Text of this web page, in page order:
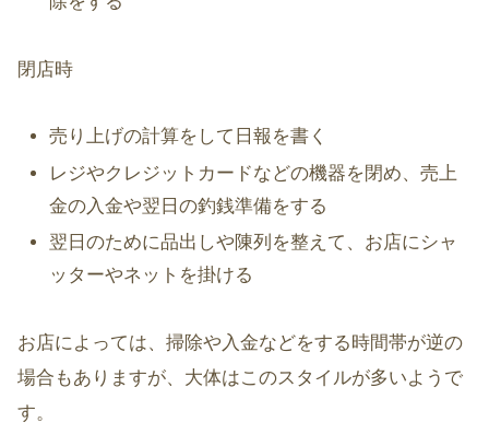
閉店時
売り上げの計算をして日報を書く
レジやクレジットカードなどの機器を閉め、売上
金の入金や翌日の釣銭準備をする
翌日のために品出しや陳列を整えて、お店にシャ
ッターやネットを掛ける
お店によっては、掃除や入金などをする時間帯が逆の
場合もありますが、大体はこのスタイルが多いようで
す。